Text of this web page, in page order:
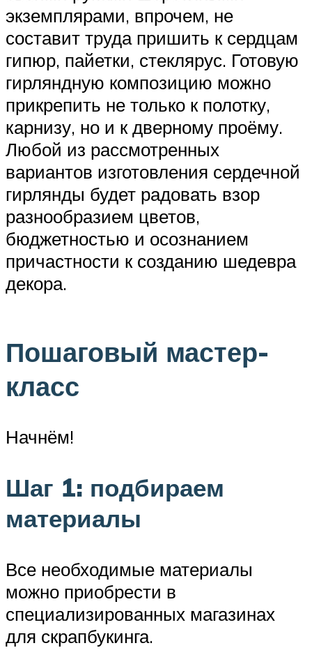
экземплярами, впрочем, не
составит труда пришить к сердцам
гипюр, пайетки, стеклярус. Готовую
гирляндную композицию можно
прикрепить не только к полотку,
карнизу, но и к дверному проёму.
Любой из рассмотренных
вариантов изготовления сердечной
гирлянды будет радовать взор
разнообразием цветов,
бюджетностью и осознанием
причастности к созданию шедевра
декора.
Пошаговый мастер-
класс
Начнём!
Шаг 1: подбираем
материалы
Все необходимые материалы
можно приобрести в
специализированных магазинах
для скрапбукинга.